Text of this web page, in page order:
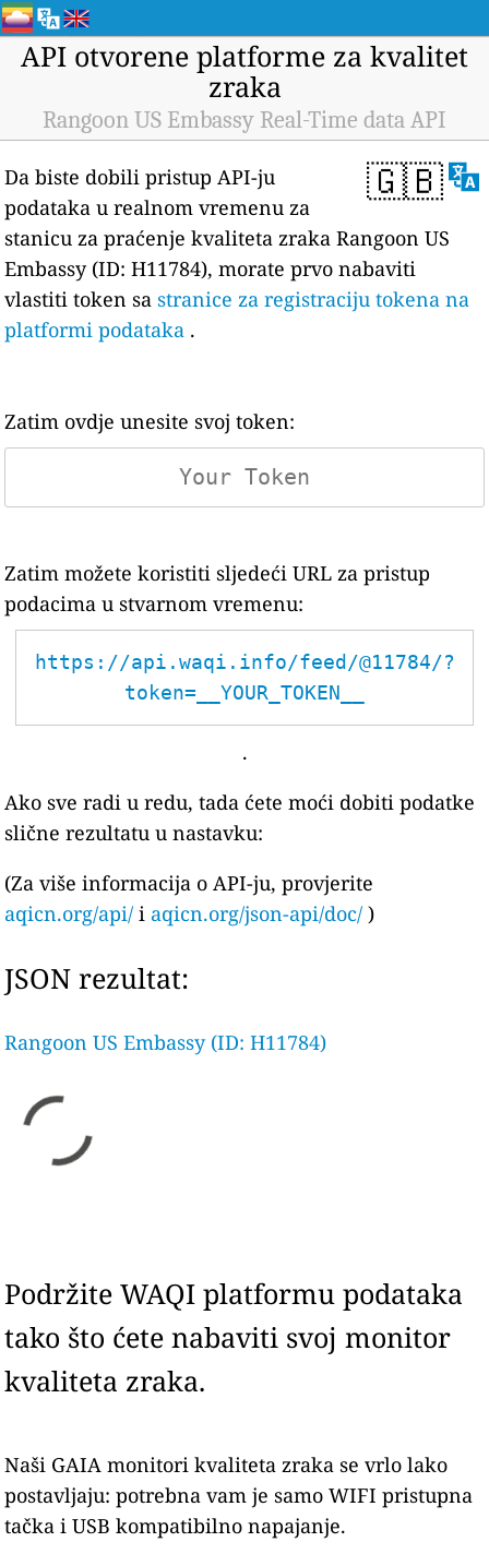
API otvorene platforme za kvalitet
zraka
Rangoon US Embassy Real-Time data API
🇬🇧
Da biste dobili pristup API-ju
podataka u realnom vremenu za
stanicu za praćenje kvaliteta zraka Rangoon US
Embassy (ID: H11784), morate prvo nabaviti
vlastiti token sastranice za registraciju tokena na
platformi podataka .
Zatim ovdje unesite svoj token:
Zatim možete koristiti sljedeći URL za pristup
podacima u stvarnom vremenu:
https://api.waqi.info/feed/@11784/?
token=__YOUR_TOKEN__
.
Ako sve radi u redu, tada ćete moći dobiti podatke
slične rezultatu u nastavku:
(Za više informacija o API-ju, provjerite
aqicn.org/api/ i aqicn.org/json-api/doc/ )
JSON rezultat:
Rangoon US Embassy (ID: H11784)
Podržite WAQI platformu podataka
tako što ćete nabaviti svoj monitor
kvaliteta zraka.
Naši GAIA monitori kvaliteta zraka se vrlo lako
postavljaju: potrebna vam je samo WIFI pristupna
tačka i USB kompatibilno napajanje.